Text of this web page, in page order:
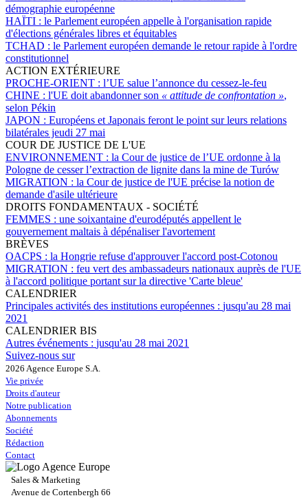
démographie européenne
HAÏTI : le Parlement européen appelle à l'organisation rapide
d'élections générales libres et équitables
TCHAD : le Parlement européen demande le retour rapide à l'ordre
constitutionnel
ACTION EXTÉRIEURE
PROCHE-ORIENT : l’UE salue l’annonce du cessez-le-feu
CHINE : l'UE doit abandonner son « attitude de confrontation »,
selon Pékin
JAPON : Européens et Japonais feront le point sur leurs relations
bilatérales jeudi 27 mai
COUR DE JUSTICE DE L'UE
ENVIRONNEMENT : la Cour de justice de l’UE ordonne à la
Pologne de cesser l’extraction de lignite dans la mine de Turów
MIGRATION : la Cour de justice de l'UE précise la notion de
demande d'asile ultérieure
DROITS FONDAMENTAUX - SOCIÉTÉ
FEMMES : une soixantaine d'eurodéputés appellent le
gouvernement maltais à dépénaliser l'avortement
BRÈVES
OACPS : la Hongrie refuse d'approuver l'accord post-Cotonou
MIGRATION : feu vert des ambassadeurs nationaux auprès de l'UE
à l'accord politique portant sur la directive 'Carte bleue'
CALENDRIER
Principales activités des institutions européennes : jusqu'au 28 mai
2021
CALENDRIER BIS
Autres événements : jusqu'au 28 mai 2021
Suivez-nous sur
2026 Agence Europe S.A.
Vie privée
Droits d'auteur
Notre publication
Abonnements
Société
Rédaction
Contact
Sales & Marketing
Avenue de Cortenbergh 66